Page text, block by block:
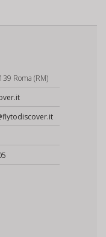
Roma (RM)